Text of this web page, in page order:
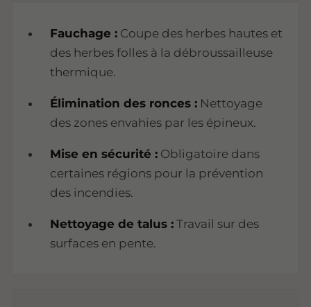
Fauchage : Coupe des herbes hautes et
des herbes folles à la débroussailleuse
thermique.
Élimination des ronces : Nettoyage
des zones envahies par les épineux.
Mise en sécurité : Obligatoire dans
certaines régions pour la prévention
des incendies.
Nettoyage de talus : Travail sur des
surfaces en pente.